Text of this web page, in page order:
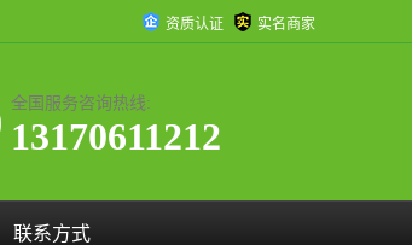
资质认证 实名商家
全国服务咨询热线:
13170611212
联系方式